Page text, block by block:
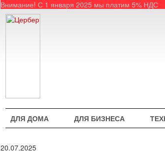
Внимание! С 1 января 2025 мы платим 5% НДС
ДЛЯ ДОМА ДЛЯ БИЗНЕСА
20.07.2025